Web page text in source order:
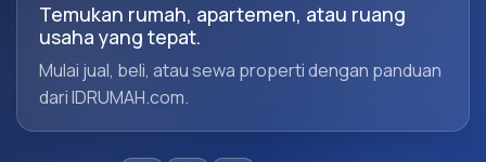
Temukan rumah, apartemen, atau ruang
usaha yang tepat.
Mulai jual, beli, atau sewa properti dengan panduan
dari IDRUMAH.com.